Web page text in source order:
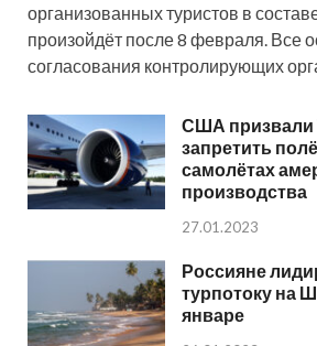
организованных туристов в
произойдёт после 8 февраля. Все
согласования контролирующих
США призвали
запретить
самолётах
производства
27.01.2023
Россияне
турпотоку на
январе